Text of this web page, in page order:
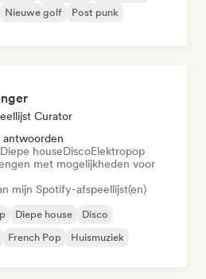
Nieuwe golf
Post punk
Curator
Diepe houseDiscoElektropop
met mogelijkheden voor
mijn Spotify-afspeellijst(en)
Diepe house
Disco
French Pop Huismuziek